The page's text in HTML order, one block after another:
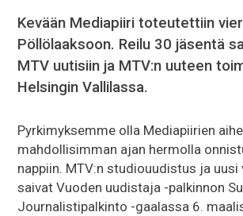
Kevään Mediapiiri toteutettiin
Pöllölaaksoon. Reilu 30 jäsentä
MTV uutisiin ja MTV:n uuteen
Helsingin Vallilassa.
Pyrkimyksemme olla Mediapiirien
mahdollisimman ajan hermolla
nappiin. MTV:n studiouudistus ja uusi
saivat Vuoden uudistaja -palkinnon
Journalistipalkinto -gaalassa 6.